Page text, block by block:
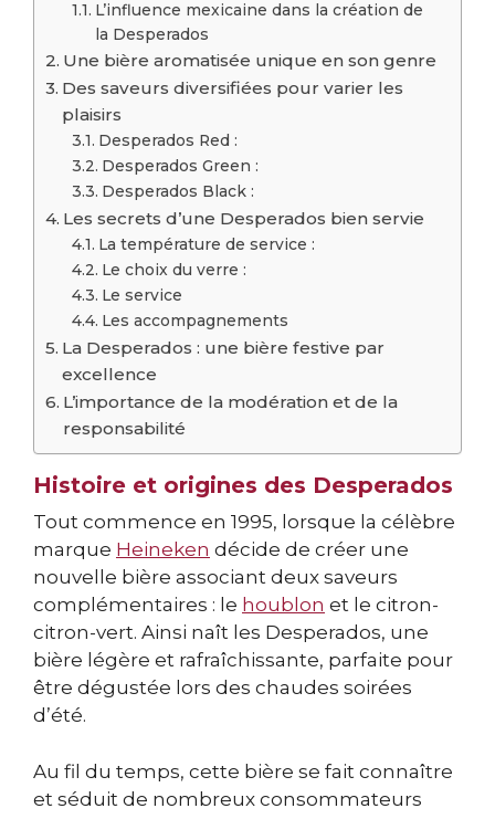
L’influence mexicaine dans la création de
la Desperados
Une bière aromatisée unique en son genre
Des saveurs diversifiées pour varier les
plaisirs
Desperados Red :
Desperados Green :
Desperados Black :
Les secrets d’une Desperados bien servie
La température de service :
Le choix du verre :
Le service
Les accompagnements
La Desperados : une bière festive par
excellence
L’importance de la modération et de la
responsabilité
Histoire et origines des Desperados
Tout commence en 1995, lorsque la célèbre
marque Heineken décide de créer une
nouvelle bière associant deux saveurs
complémentaires : le houblon et le citron-
citron-vert. Ainsi naît les Desperados, une
bière légère et rafraîchissante, parfaite pour
être dégustée lors des chaudes soirées
d’été.
Au fil du temps, cette bière se fait connaître
et séduit de nombreux consommateurs